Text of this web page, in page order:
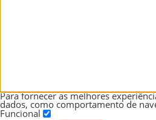
Para fornecer as melhores
dados, como comportamento de
Funcional